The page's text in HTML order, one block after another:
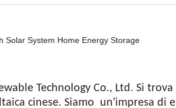
Technology Co., Ltd. Si
cinese. Siamo un'impresa di